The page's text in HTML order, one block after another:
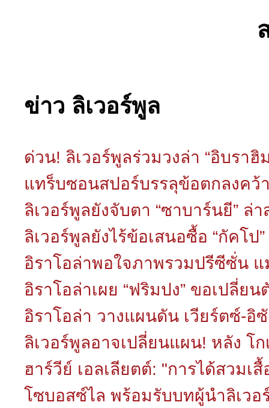
ข่าว ลิเวอร์พูล
ด่วน! ลิเวอร์พูลร่วมวงล่า “อิบรา
แทร็บซอนสปอร์บรรลุข้อตกลงคว้
ลิเวอร์พูลยังจับตา “ซาบาร์นยี” ล่
ลิเวอร์พูลยังไร้ข้อเสนอซื้อ “กัคโ
อิราโอล่าพอใจภาพรวมปรีซีซั่น แ
อิราโอล่าเผย “ฟริมปง” ขอเปลี่ย
อิราโอล่า วางแผนดัน เวียร์ตซ์-อิ
ลิเวอร์พูลอาจเปลี่ยนแผน! หลัง โ
ฮาร์วีย์ เอลเลียตต์: "การได้สวม
โซบอสซ์ไล พร้อมรับบทผู้นำลิเว